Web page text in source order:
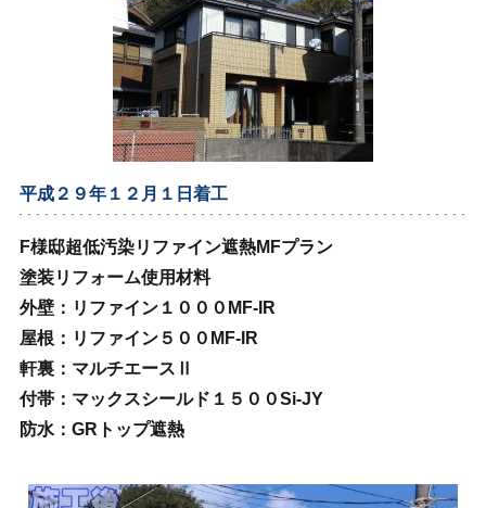
平成２９年１２月１日着工
F様邸超低汚染リファイン遮熱MFプラン
塗装リフォーム使用材料
外壁：リファイン１０００MF‐IR
屋根：リファイン５００MF‐IR
軒裏：マルチエースⅡ
付帯：マックスシールド１５００Si‐JY
防水：GRトップ遮熱